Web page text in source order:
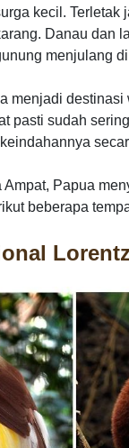
kecil.
Danau dan
menjulang
menjadi
pasti sudah
Ampat, Papua
beberapa